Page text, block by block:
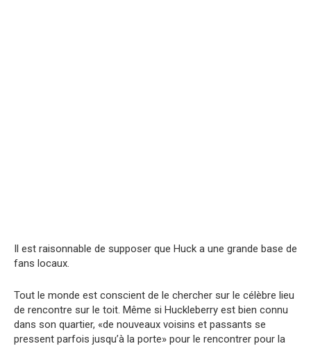
Il est raisonnable de supposer que Huck a une grande base de
fans locaux.
Tout le monde est conscient de le chercher sur le célèbre lieu
de rencontre sur le toit. Même si Huckleberry est bien connu
dans son quartier, «de nouveaux voisins et passants se
pressent parfois jusqu’à la porte» pour le rencontrer pour la